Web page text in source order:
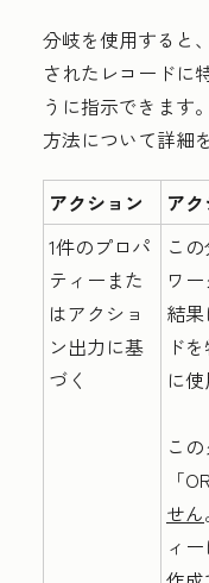
分岐を使用すると
されたレコードに
うに指示できます。
方法について詳細
アクション
ア
1件のプロパ
ティーまた
はアクショ
ン出力に基
づく
こ
ワ
結
ド
に使
こ
「
せん
ィ